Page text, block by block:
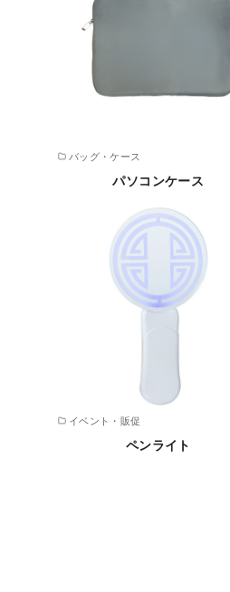
バッグ・ケース
パソコンケース
イベント・販促
ペンライト